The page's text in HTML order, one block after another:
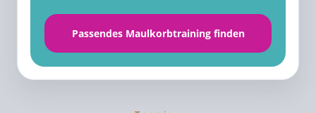
Passendes Maulkorbtraining finden